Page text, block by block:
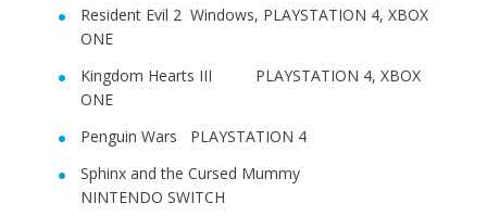
Resident Evil 2 Windows, PLAYSTATION 4, XBOX
ONE
Kingdom Hearts III PLAYSTATION 4, XBOX
ONE
Penguin Wars PLAYSTATION 4
Sphinx and the Cursed Mummy
NINTENDO SWITCH